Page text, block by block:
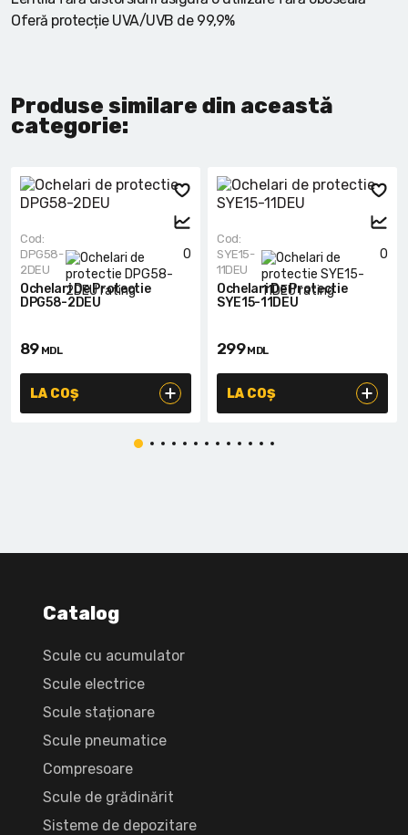
Oferă protecție UVA/UVB de 99,9%
Produse similare din această
categorie:
0
Cod:
DPG58-
2DEU
Ochelari De Protectie
DPG58-2DEU
89 MDL
LA COȘ
0
Cod:
SYE15-
11DEU
Ochelari De Protectie
SYE15-11DEU
299MDL
LA COȘ
Catalog
Scule cu acumulator
Scule electrice
Scule staționare
Scule pneumatice
Compresoare
Scule de grădinărit
Sisteme de depozitare